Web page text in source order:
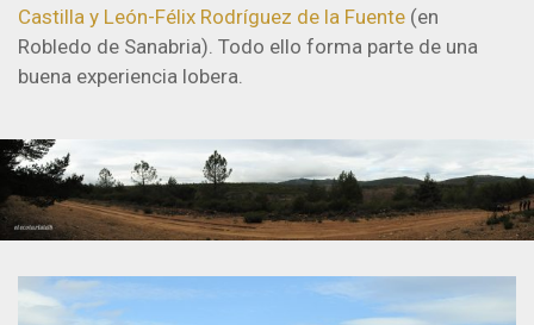
Castilla y León-Félix Rodríguez de la Fuente (en
Robledo de Sanabria). Todo ello forma parte de una
buena experiencia lobera.